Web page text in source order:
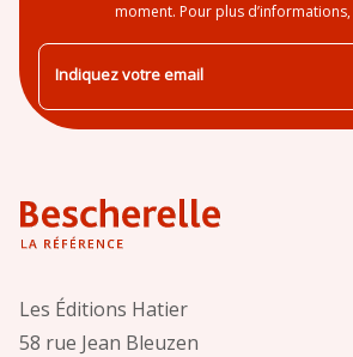
moment. Pour plus d’informations,
Indiquez votre email
Les Éditions Hatier
58 rue Jean Bleuzen